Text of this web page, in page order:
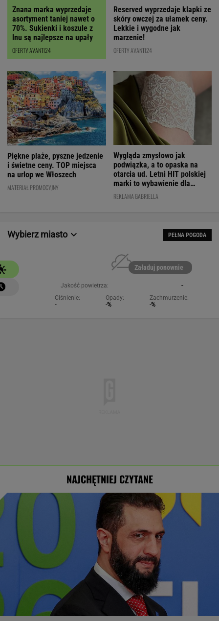
Znana marka wyprzedaje
asortyment taniej nawet o
70%. Sukienki i koszule z
lnu są najlepsze na upały
OFERTY AVANTI24
Reserved wyprzedaje klapki ze
skóry owczej za ułamek ceny.
Lekkie i wygodne jak
marzenie!
OFERTY AVANTI24
Piękne plaże, pyszne jedzenie
i świetne ceny. TOP miejsca
na urlop we Włoszech
MATERIAŁ PROMOCYJNY
Wygląda zmysłowo jak
podwiązka, a to opaska na
otarcia ud. Letni HIT polskiej
marki to wybawienie dla
kobiet!
REKLAMA GABRIELLA
Wybierz miasto PEŁNA POGODA
Załaduj ponownie
Jakość powietrza:
-
Ciśnienie:
-
Opady:
-%
Zachmurzenie:
-%
NAJCHĘTNIEJ CZYTANE